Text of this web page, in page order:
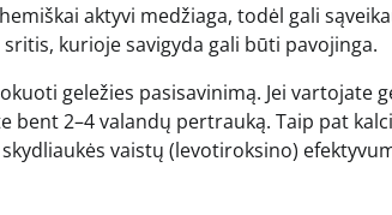
aktyvi medžiaga, todėl gali
kurioje savigyda gali būti pavojinga.
geležies pasisavinimą. Jei
bent 2–4 valandų pertrauką. Taip pat
vaistų (levotiroksino)